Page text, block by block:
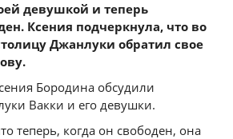
девушкой и теперь
Ксения подчеркнула, что во
Джанлуки обратил свое
Бородина обсудили
Вакки и его девушки.
теперь, когда он свободен, она